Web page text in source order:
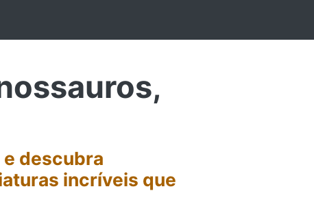
descubra
incríveis que